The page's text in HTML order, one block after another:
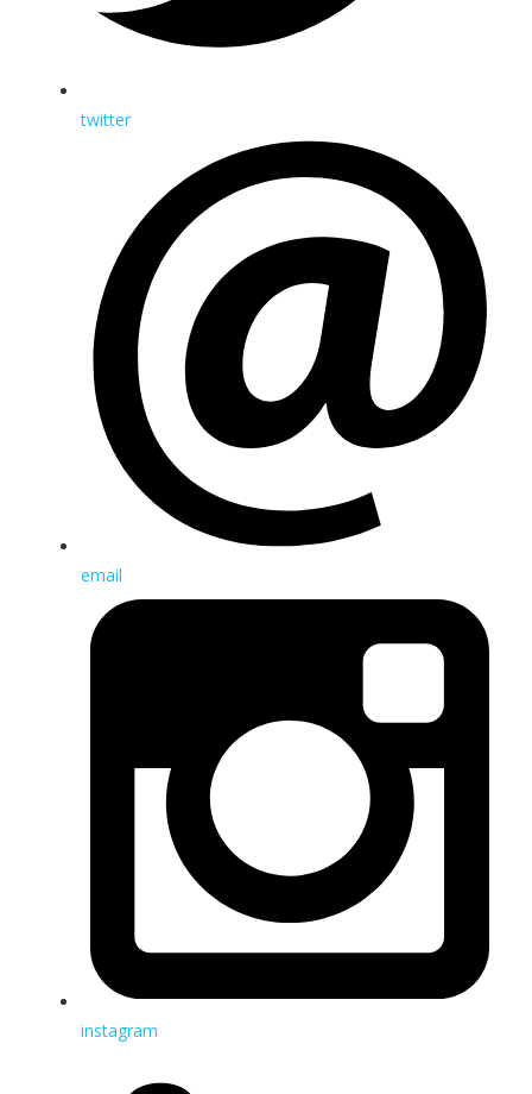
twitter
email
instagram